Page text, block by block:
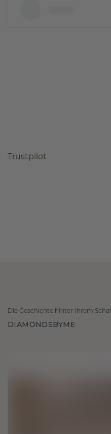
Trustpilot
Die Geschichte hinter Ihrem
DIAMONDSBYME